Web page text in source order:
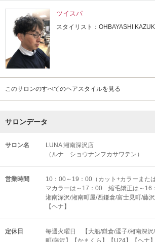
ツイスパ
スタイリスト：OHBAYASHI KAZUKI
このサロンのすべてのヘアスタイルを見る
サロンデータ
サロン名
LUNA 湘南深沢店
（ルナ ショウナンフカサワテン）
営業時間
10：00～19：00（カット+カラーま
マカラーは～17：00 縮毛矯正は～16
湘南深沢/湘南町屋/西鎌倉/富士見町/藤
【ヘナ】
定休日
毎週火曜日 【大船/鎌倉/逗子/湘南深沢
町/藤沢】【かまくら】【U24】【ヘナ】